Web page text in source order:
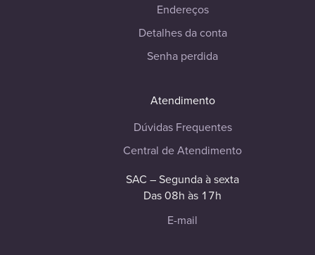
Endereços
Detalhes da conta
Senha perdida
Atendimento
Dúvidas Frequentes
Central de Atendimento
SAC – Segunda à sexta
Das 08h às 17h
E-mail